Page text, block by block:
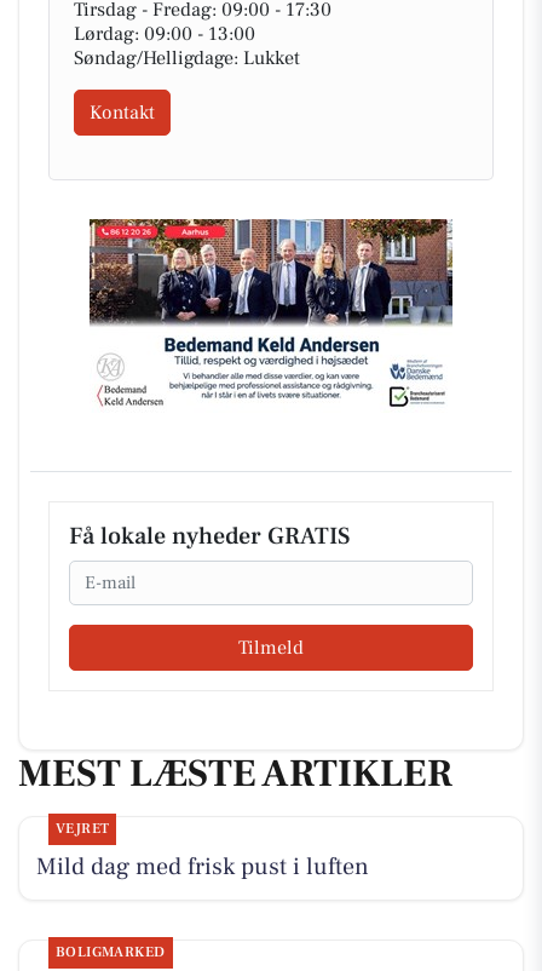
Tirsdag - Fredag: 09:00 - 17:30
Lørdag: 09:00 - 13:00
Søndag/Helligdage: Lukket
Kontakt
Få lokale nyheder GRATIS
Email
Tilmeld
MEST LÆSTE ARTIKLER
VEJRET
Mild dag med frisk pust i luften
BOLIGMARKED